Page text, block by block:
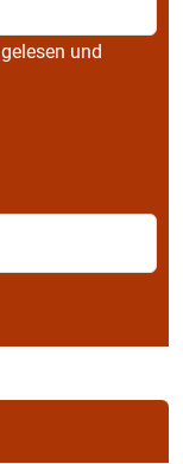
gelesen und